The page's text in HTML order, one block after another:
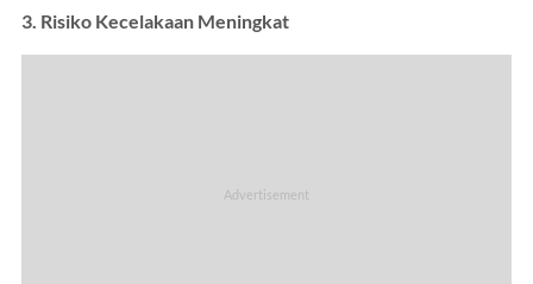
3. Risiko Kecelakaan Meningkat